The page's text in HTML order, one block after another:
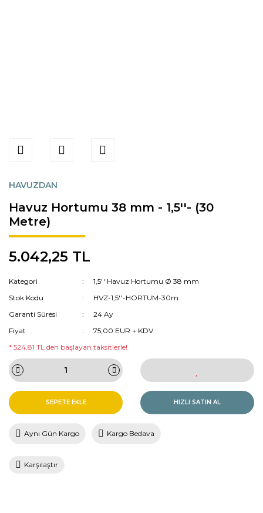
HAVUZDAN
Havuz Hortumu 38 mm - 1,5''- (30
Metre)
5.042,25 TL
Kategori
1,5'' Havuz Hortumu Ø 38 mm
Stok Kodu
HVZ-1,5''-HORTUM-30m
Garanti Süresi
24 Ay
Fiyat
75,00 EUR + KDV
* 524,81 TL den başlayan taksitlerle!
SEPETE EKLE HIZLI SATIN AL
Aynı Gün Kargo Kargo Bedava
Karşılaştır